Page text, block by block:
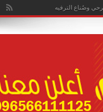
وصُناع الترفيه